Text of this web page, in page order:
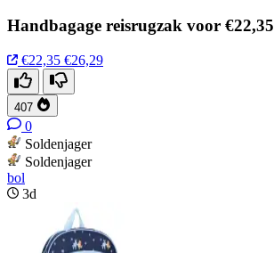
Handbagage reisrugzak voor €22,35
€22,35 €26,29
407
0
Soldenjager
Soldenjager
bol
3d